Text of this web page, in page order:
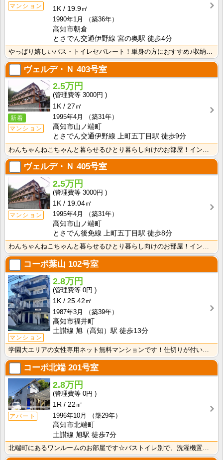
マンション
1K
19.9㎡
1990年1月
（築36年）
高知市朝倉
とさでん交通伊野線 宮の奥駅 徒歩4分
ヴェルデ・Ｎ 403号室
新着
マンション
2.5万円
3000円
1K
27㎡
1995年4月
（築31年）
高知市山ノ端町
とさでん交通伊野線 上町五丁目駅 徒歩9分
ヴェルデ・Ｎ 405号室
マンション
2.5万円
3000円
1K
19.04㎡
1995年4月
（築31年）
高知市山ノ端町
とさでん後免線 上町五丁目駅 徒歩8分
わんちゃんねこちゃんと暮らせるひとり暮らし向けのお部屋！インターネット月額接続使用無料なので、月々の･･･
コーポ葉山 102号室
マンション
2.8万円
0円
1K
25.42㎡
1987年3月
（築39年）
高知市福井町
土讃線 旭（高知）駅 徒歩13分
学園大エリアの女性専用ネット無料マンションです！仕切りが付いたクローゼットで収納しやすいですね！
コーポ北端 201号室
アパート
2.8万円
0円
1R
22㎡
1996年10月
（築29年）
高知市北端町
土讃線 旭駅 徒歩7分